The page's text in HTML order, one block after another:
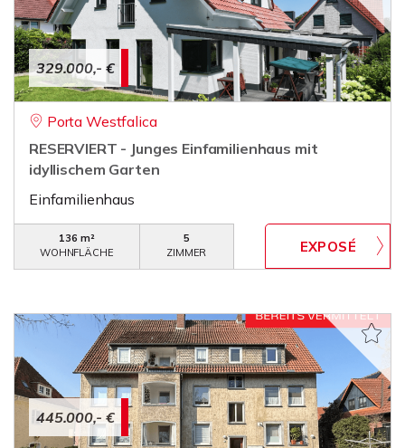
329.000,- €
Porta Westfalica
RESERVIERT - Junges Einfamilienhaus mit
idyllischem Garten
Einfamilienhaus
136 m²
WOHNFLÄCHE
5
ZIMMER
445.000,- €